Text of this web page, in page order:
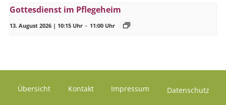
Gottesdienst im Pflegeheim
13. August 2026 | 10:15 Uhr – 11:00 Uhr
Übersicht Kontakt Impressum Datenschutz